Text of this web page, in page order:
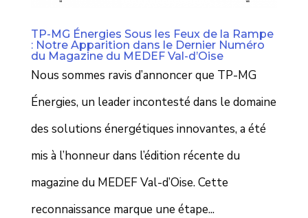
TP-MG Énergies Sous les Feux de la Rampe
: Notre Apparition dans le Dernier Numéro
du Magazine du MEDEF Val-d’Oise
Nous sommes ravis d’annoncer que TP-MG
Énergies, un leader incontesté dans le domaine
des solutions énergétiques innovantes, a été
mis à l’honneur dans l’édition récente du
magazine du MEDEF Val-d’Oise. Cette
reconnaissance marque une étape...